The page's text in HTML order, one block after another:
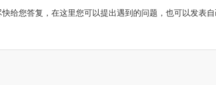
给您答复，在这里您可以提出遇到的问题，也可以发表自